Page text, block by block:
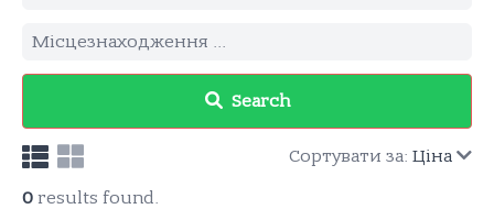
Search
Сортувати за: Ціна
0 results found.